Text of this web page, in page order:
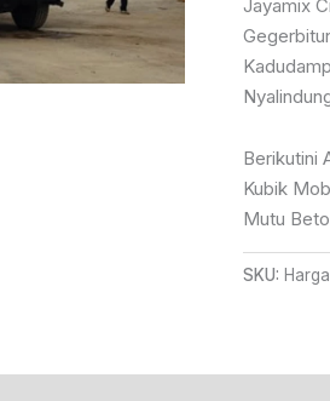
Jayamix
Berikutini
Kubik
Mutu
SKU: